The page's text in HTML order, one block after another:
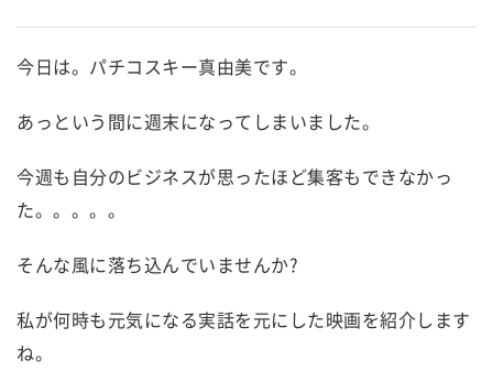
今日は。パチコスキー真由美です。
あっという間に週末になってしまいました。
今週も自分のビジネスが思ったほど集客もできなかっ
た。。。。。
そんな風に落ち込んでいませんか?
私が何時も元気になる実話を元にした映画を紹介します
ね。